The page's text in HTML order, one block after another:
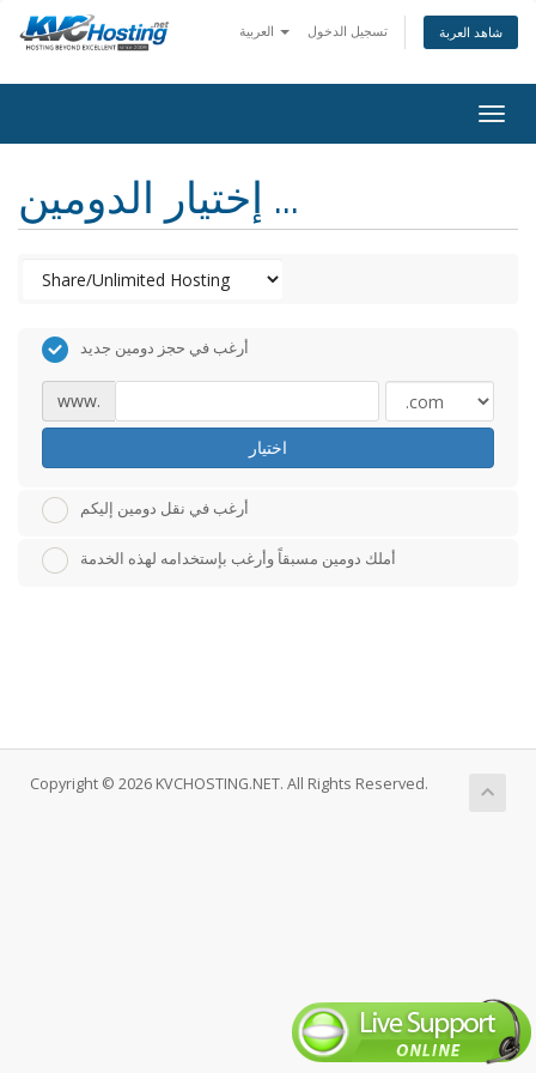
تسجيل الدخول شاهد العربة
إختيار الدومين ...
أرغب في حجز دومين جديد
www.
اختيار
أرغب في نقل دومين إليكم
أملك دومين مسبقاً وأرغب بإستخدامه لهذه الخدمة
Copyright © 2026 KVCHOSTING.NET. All Rights Reserved.